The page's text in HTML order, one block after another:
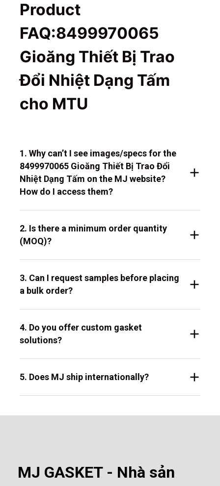
Product
FAQ:8499970065
Gioăng Thiết Bị Trao
Đổi Nhiệt Dạng Tấm
cho MTU
1. Why can’t I see images/specs for the
8499970065 Gioăng Thiết Bị Trao Đổi
Nhiệt Dạng Tấm on the MJ website?
How do I access them?
2. Is there a minimum order quantity
(MOQ)?
3. Can I request samples before placing
a bulk order?
4. Do you offer custom gasket
solutions?
5. Does MJ ship internationally?
MJ GASKET - Nhà sản